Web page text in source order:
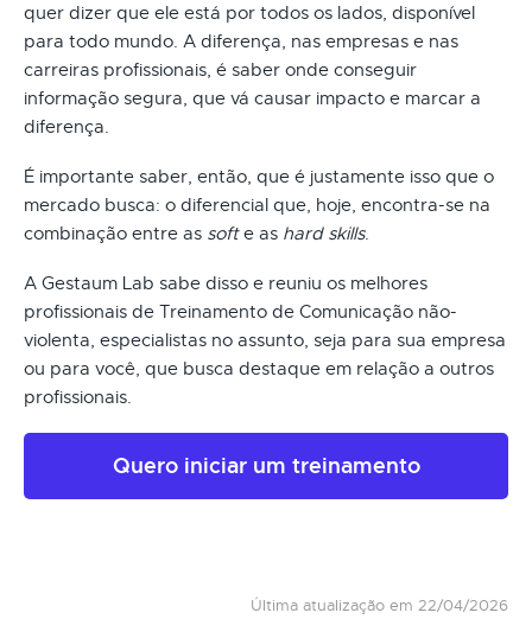
quer dizer que ele está por todos os lados, disponível
para todo mundo. A diferença, nas empresas e nas
carreiras profissionais, é saber onde conseguir
informação segura, que vá causar impacto e marcar a
diferença.
É importante saber, então, que é justamente isso que o
mercado busca: o diferencial que, hoje, encontra-se na
combinação entre as softe as hard skills.
A Gestaum Lab sabe disso e reuniu os melhores
profissionais de Treinamento de Comunicação não-
violenta, especialistas no assunto, seja para sua empresa
ou para você, que busca destaque em relação a outros
profissionais.
Quero iniciar um treinamento
Última atualização em 22/04/2026